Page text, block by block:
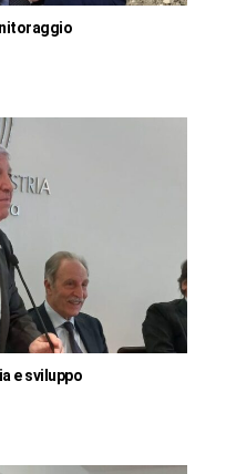
e sviluppo